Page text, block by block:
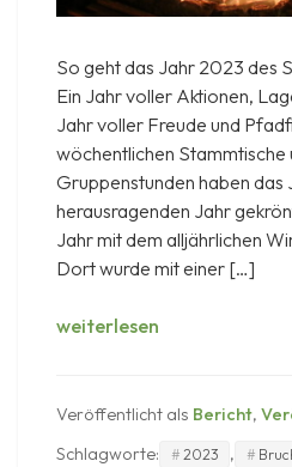
So geht das Jahr 2023 des
Ein Jahr voller Aktionen,
Jahr voller Freude und
wöchentlichen Stammtische
Gruppenstunden haben das
herausragenden Jahr
Jahr mit dem alljährlichen
Dort wurde mit einer […]
weiterlesen
Veröffentlicht als Bericht,
Schlagworte:
2023 ,